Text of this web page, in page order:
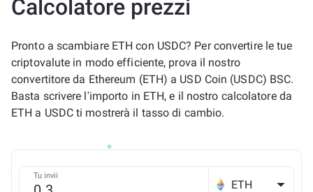
Calcolatore prezzi
Pronto a scambiare ETH con USDC? Per convertire le tue
criptovalute in modo efficiente, prova il nostro
convertitore da Ethereum (ETH) a USD Coin (USDC) BSC.
Basta scrivere l'importo in ETH, e il nostro calcolatore da
ETH a USDC ti mostrerà il tasso di cambio.
Tu invii
ETH